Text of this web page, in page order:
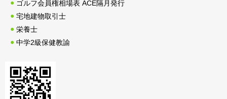
ゴルフ会員権相場表 ACE隔月発行
宅地建物取引士
栄養士
中学2級保健教諭